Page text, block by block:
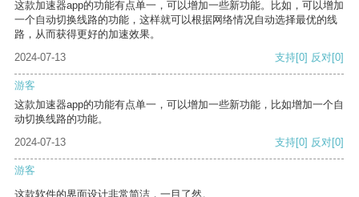
这款加速器app的功能有点单一，可以增加一些新功能。比如，可以增加
一个自动切换线路的功能，这样就可以根据网络情况自动选择最优的线
路，从而获得更好的加速效果。
2024-07-13
支持[0] 反对[0]
游客
这款加速器app的功能有点单一，可以增加一些新功能，比如增加一个自
动切换线路的功能。
2024-07-13
支持[0] 反对[0]
游客
这款软件的界面设计非常简洁，一目了然。